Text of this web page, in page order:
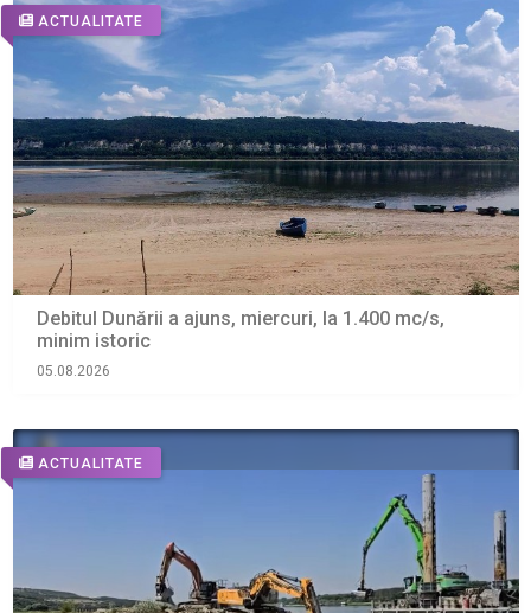
ACTUALITATE
Debitul Dunării a ajuns, miercuri, la 1.400 mc/s,
minim istoric
05.08.2026
ACTUALITATE